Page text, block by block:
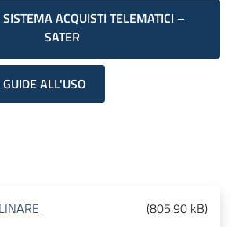
ACQUISTI TELEMATICI –
SATER
ALL'USO
(805.90 kB)